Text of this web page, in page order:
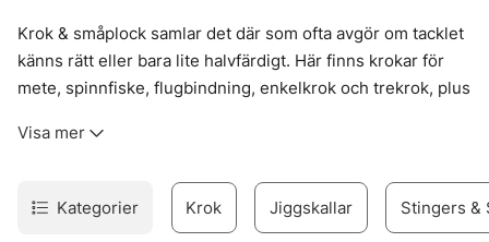
Krok & småplock samlar det där som ofta avgör om tacklet
känns rätt eller bara lite halvfärdigt. Här finns krokar för
mete, spinnfiske, flugbindning, enkelkrok och trekrok, plus
när det väl gäller. En bra krok sitter inte bara fast. Den
Sortimentet är brett nog för att täcka många metoder, men
ändå lätt att sortera i huvudet. För den som bygger egna
Visa mer
Kategorier Krok Jiggskallar Stingers &